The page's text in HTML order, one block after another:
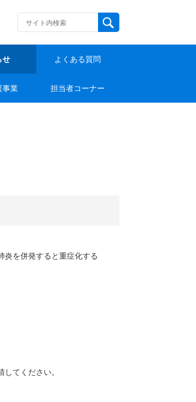
せ よくある質問
業 担当者コーナー
炎を併発すると重症化する
てください。